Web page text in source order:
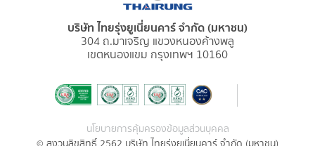
บริษัท ไทยรุ่งยูเนี่ยนคาร์ จำกัด (มหาชน)
304 ถ.มาเจริญ แขวงหนองค้างพลู
เขตหนองแขม กรุงเทพฯ 10160
นโยบายการคุ้มครองข้อมูลส่วนบุคคล